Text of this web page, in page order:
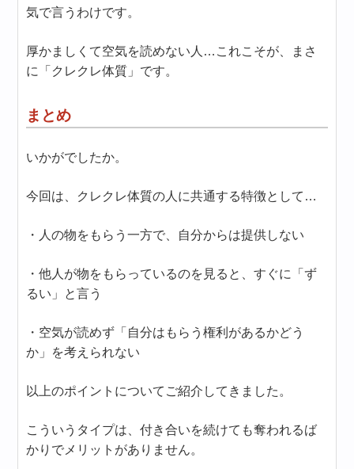
気で言うわけです。
厚かましくて空気を読めない人…これこそが、まさ
に「クレクレ体質」です。
まとめ
いかがでしたか。
今回は、クレクレ体質の人に共通する特徴として…
・人の物をもらう一方で、自分からは提供しない
・他人が物をもらっているのを見ると、すぐに「ず
るい」と言う
・空気が読めず「自分はもらう権利があるかどう
か」を考えられない
以上のポイントについてご紹介してきました。
こういうタイプは、付き合いを続けても奪われるば
かりでメリットがありません。